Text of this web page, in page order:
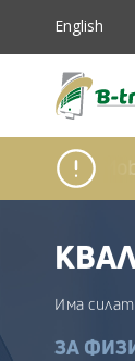
Прескочи до
English
Mobile,
Има
ЗА